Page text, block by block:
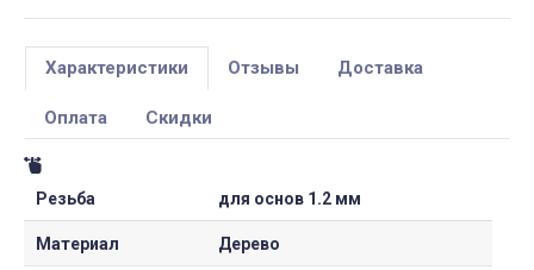
Характеристики Отзывы Доставка
Оплата Скидки
Резьба для основ 1.2 мм
Материал Дерево